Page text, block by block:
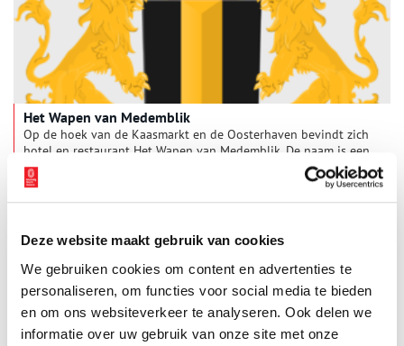
Deze website maakt gebruik van cookies
We gebruiken cookies om content en advertenties te
personaliseren, om functies voor social media te bieden
en om ons websiteverkeer te analyseren. Ook delen we
informatie over uw gebruik van onze site met onze
Het Wapen van Medemblik
Op de hoek van de Kaasmarkt en de Oosterhaven bevindt zich
hotel en restaurant Het Wapen van Medemblik. De naam is een
verwijzing naar het eeuwenoude stadswapen van de West-
Friese plaats.